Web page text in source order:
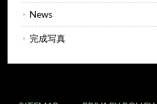
News
完成写真